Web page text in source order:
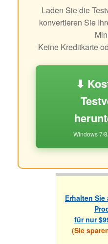
Laden Sie die
konvertieren Sie
Keine Kreditkarte
⬇
Windows 7/
Erhalten
für nur
(Sie